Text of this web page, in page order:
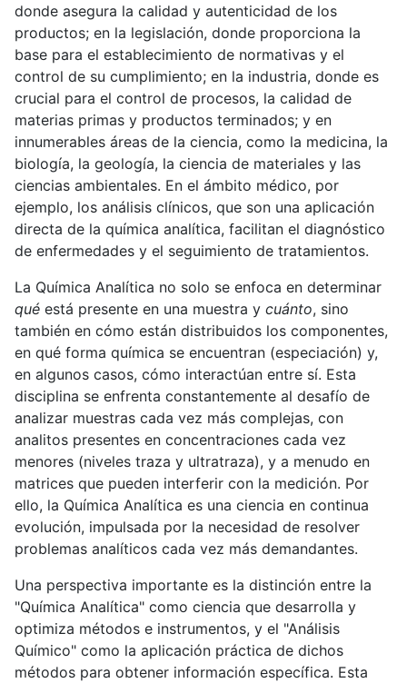
donde asegura la calidad y autenticidad de los
productos; en la legislación, donde proporciona la
base para el establecimiento de normativas y el
control de su cumplimiento; en la industria, donde es
crucial para el control de procesos, la calidad de
materias primas y productos terminados; y en
innumerables áreas de la ciencia, como la medicina, la
biología, la geología, la ciencia de materiales y las
ciencias ambientales. En el ámbito médico, por
ejemplo, los análisis clínicos, que son una aplicación
directa de la química analítica, facilitan el diagnóstico
de enfermedades y el seguimiento de tratamientos.
La Química Analítica no solo se enfoca en determinar
qué está presente en una muestra y cuánto, sino
también en cómo están distribuidos los componentes,
en qué forma química se encuentran (especiación) y,
en algunos casos, cómo interactúan entre sí. Esta
disciplina se enfrenta constantemente al desafío de
analizar muestras cada vez más complejas, con
analitos presentes en concentraciones cada vez
menores (niveles traza y ultratraza), y a menudo en
matrices que pueden interferir con la medición. Por
ello, la Química Analítica es una ciencia en continua
evolución, impulsada por la necesidad de resolver
problemas analíticos cada vez más demandantes.
Una perspectiva importante es la distinción entre la
"Química Analítica" como ciencia que desarrolla y
optimiza métodos e instrumentos, y el "Análisis
Químico" como la aplicación práctica de dichos
métodos para obtener información específica. Esta